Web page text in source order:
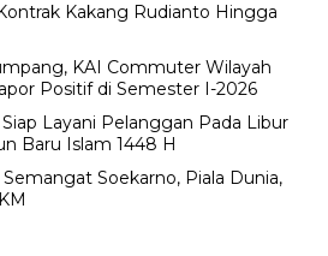
Kakang Rudianto Hingga
KAI Commuter Wilayah
Positif di Semester I-2026
Layani Pelanggan Pada Libur
Baru Islam 1448 H
Soekarno, Piala Dunia,